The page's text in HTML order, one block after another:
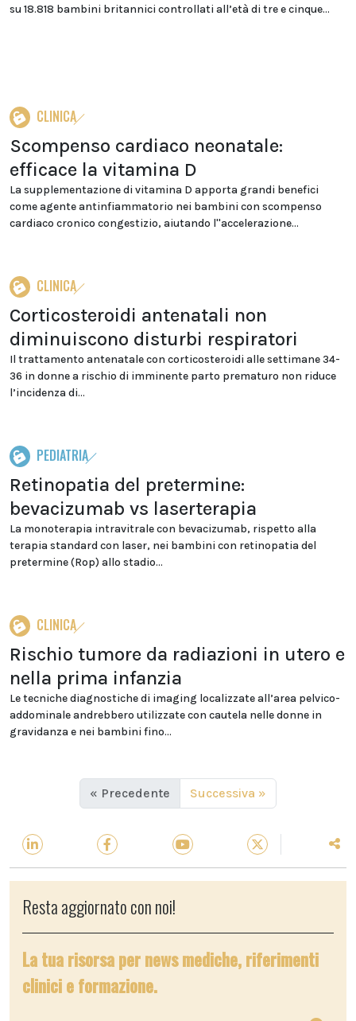
su 18.818 bambini britannici controllati all’età di tre e cinque...
CLINICA
Scompenso cardiaco neonatale:
efficace la vitamina D
La supplementazione di vitamina D apporta grandi benefici
come agente antinfiammatorio nei bambini con scompenso
cardiaco cronico congestizio, aiutando l''accelerazione...
CLINICA
Corticosteroidi antenatali non
diminuiscono disturbi respiratori
Il trattamento antenatale con corticosteroidi alle settimane 34-
36 in donne a rischio di imminente parto prematuro non riduce
l’incidenza di...
PEDIATRIA
Retinopatia del pretermine:
bevacizumab vs laserterapia
La monoterapia intravitrale con bevacizumab, rispetto alla
terapia standard con laser, nei bambini con retinopatia del
pretermine (Rop) allo stadio...
CLINICA
Rischio tumore da radiazioni in utero e
nella prima infanzia
Le tecniche diagnostiche di imaging localizzate all’area pelvico-
addominale andrebbero utilizzate con cautela nelle donne in
gravidanza e nei bambini fino...
« Precedente Successiva »
Resta aggiornato con noi!
La tua risorsa per news mediche, riferimenti
clinici e formazione.